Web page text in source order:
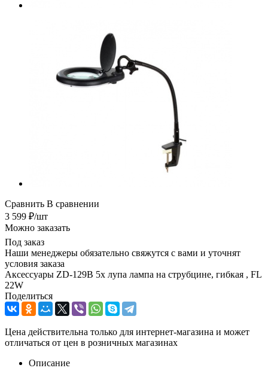
Сравнить В сравнении
3 599 ₽/шт
Можно заказать
Под заказ
Наши менеджеры обязательно свяжутся с вами и уточнят
условия заказа
Аксессуары ZD-129B 5x лупа лампа на струбцине, гибкая , FL
22W
Поделиться
Цена действительна только для интернет-магазина и может
отличаться от цен в розничных магазинах
Описание